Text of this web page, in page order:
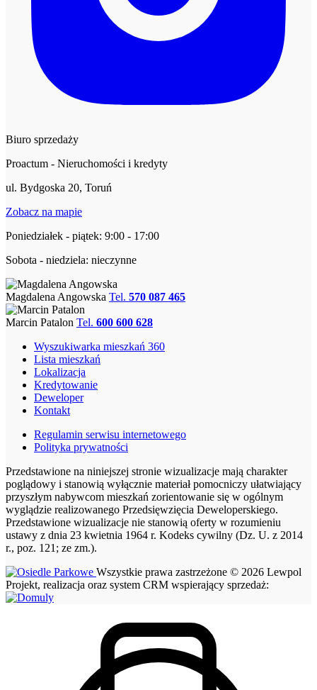
Biuro sprzedaży
Proactum - Nieruchomości i kredyty
ul. Bydgoska 20, Toruń
Zobacz na mapie
Poniedziałek - piątek: 9:00 - 17:00
Sobota - niedziela: nieczynne
Magdalena Angowska Tel. 570 087 465
Marcin Patalon Tel. 600 600 628
Wyszukiwarka mieszkań 360
Lista mieszkań
Lokalizacja
Kredytowanie
Deweloper
Kontakt
Regulamin serwisu internetowego
Polityka prywatności
Przedstawione na niniejszej stronie wizualizacje mają charakter
poglądowy i stanowią wyłącznie materiał pomocniczy ułatwiający
przyszłym nabywcom mieszkań zorientowanie się w ogólnym
wyglądzie realizowanego Przedsięwzięcia Deweloperskiego.
Przedstawione wizualizacje nie stanowią oferty w rozumieniu
ustawy z dnia 23 kwietnia 1964 r. Kodeks cywilny (Dz. U. z 2014
r., poz. 121; ze zm.).
Wszystkie prawa zastrzeżone © 2026 Lewpol
Projekt, realizacja oraz system CRM wspierający sprzedaż: